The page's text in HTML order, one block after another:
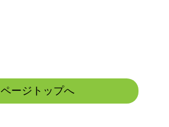
ページトップへ